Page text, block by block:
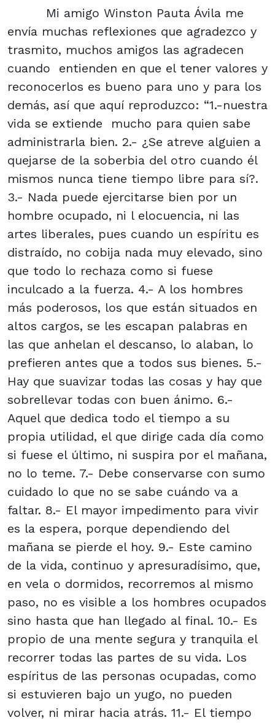
Mi amigo Winston Pauta Ávila me
envía muchas reflexiones que agradezco y
trasmito, muchos amigos las agradecen
cuando entienden en que el tener valores y
reconocerlos es bueno para uno y para los
demás, así que aquí reproduzco: “1.-nuestra
vida se extiende mucho para quien sabe
administrarla bien. 2.- ¿Se atreve alguien a
quejarse de la soberbia del otro cuando él
mismos nunca tiene tiempo libre para sí?.
3.- Nada puede ejercitarse bien por un
hombre ocupado, ni l elocuencia, ni las
artes liberales, pues cuando un espíritu es
distraído, no cobija nada muy elevado, sino
que todo lo rechaza como si fuese
inculcado a la fuerza. 4.- A los hombres
más poderosos, los que están situados en
altos cargos, se les escapan palabras en
las que anhelan el descanso, lo alaban, lo
prefieren antes que a todos sus bienes. 5.-
Hay que suavizar todas las cosas y hay que
sobrellevar todas con buen ánimo. 6.-
Aquel que dedica todo el tiempo a su
propia utilidad, el que dirige cada día como
si fuese el último, ni suspira por el mañana,
no lo teme. 7.- Debe conservarse con sumo
cuidado lo que no se sabe cuándo va a
faltar. 8.- El mayor impedimento para vivir
es la espera, porque dependiendo del
mañana se pierde el hoy. 9.- Este camino
de la vida, continuo y apresuradísimo, que,
en vela o dormidos, recorremos al mismo
paso, no es visible a los hombres ocupados
sino hasta que han llegado al final. 10.- Es
propio de una mente segura y tranquila el
recorrer todas las partes de su vida. Los
espíritus de las personas ocupadas, como
si estuvieren bajo un yugo, no pueden
volver, ni mirar hacia atrás. 11.- El tiempo